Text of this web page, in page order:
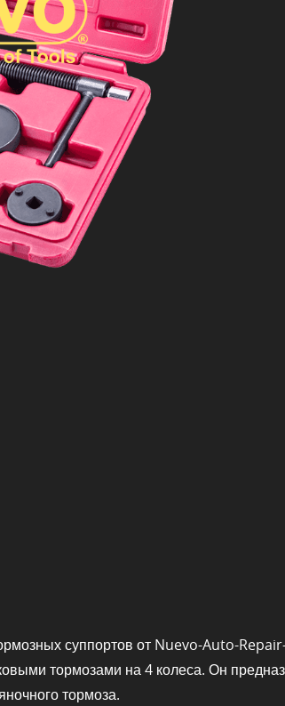
суппортов от Nuevo-Auto-
тормозами на 4 колеса. Он
тормоза.